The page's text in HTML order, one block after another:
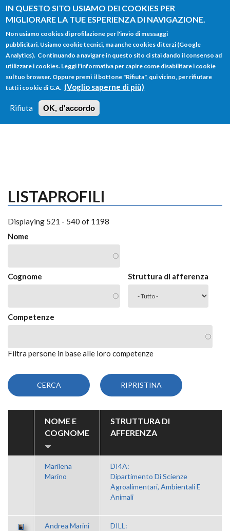
IN QUESTO SITO USIAMO DEI COOKIES PER
MIGLIORARE LA TUE ESPERIENZA DI NAVIGAZIONE.
Non usiamo cookies di profilazione per l'invio di messaggi
pubblicitari. Usiamo cookie tecnici, ma anche cookies di terzi (Google
Analytics). Continuando a navigare in questo sito ci stai dando il consenso ad
utilizzare i cookies. Leggi l'informativa per capire come disabilitare i cookie
sul tuo browser. Oppure premi il bottone "Rifiuta", qui vicino, per rifiutare
tutti i cookie di G.A. (Voglio saperne di più)
Rifiuta OK, d'accordo
Salta al contenuto principale
FORM
DI
RICERCA
Main menu
HOME TUTTI I PROFILI
LOGIN
LISTAPROFILI
Displaying 521 - 540 of 1198
Nome
Cognome Struttura di afferenza
Competenze
Filtra persone in base alle loro competenze
NOME E
COGNOME
STRUTTURA DI
AFFERENZA
Marilena
Marino
DI4A:
Dipartimento Di Scienze
Agroalimentari, Ambientali E
Animali
Andrea Marini
DILL: